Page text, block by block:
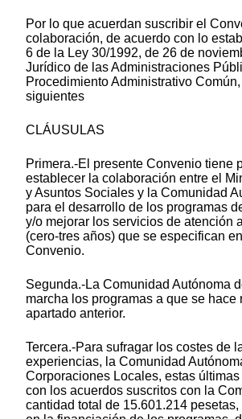
Por lo que acuerdan suscribir el
colaboración, de acuerdo con lo
6 de la Ley 30/1992, de 26 de
Jurídico de las Administraciones
Procedimiento Administrativo
siguientes
CLÁUSULAS
Primera.-El presente Convenio tiene
establecer la colaboración entre el
y Asuntos Sociales y la Comunidad
para el desarrollo de los programas
y/o mejorar los servicios de atención
(cero-tres años) que se especifican
Convenio.
Segunda.-La Comunidad Autónoma
marcha los programas a que se hace
apartado anterior.
Tercera.-Para sufragar los costes de
experiencias, la Comunidad
Corporaciones Locales, estas
con los acuerdos suscritos con la
cantidad total de 15.601.214